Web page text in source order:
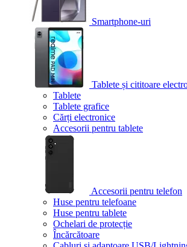
Smartphone-uri
Tablete și cititoare
Tablete
Tablete grafice
Cărți electronice
Accesorii pentru tablete
Accesorii pentru telefon
Huse pentru telefoane
Huse pentru tablete
Ochelari de protecție
Încărcătoare